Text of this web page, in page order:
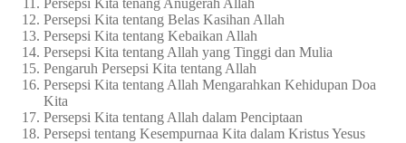
Persepsi Kita tenang Anugerah Allah
Persepsi Kita tentang Belas Kasihan Allah
Persepsi Kita tentang Kebaikan Allah
Persepsi Kita tentang Allah yang Tinggi dan Mulia
Pengaruh Persepsi Kita tentang Allah
Persepsi Kita tentang Allah Mengarahkan Kehidupan Doa
Kita
Persepsi Kita tentang Allah dalam Penciptaan
Persepsi tentang Kesempurnaa Kita dalam Kristus Yesus